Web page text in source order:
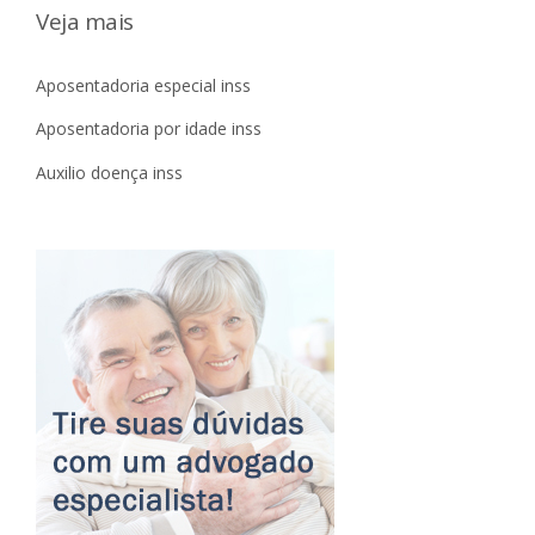
Veja mais
Aposentadoria especial inss
Aposentadoria por idade inss
Auxilio doença inss